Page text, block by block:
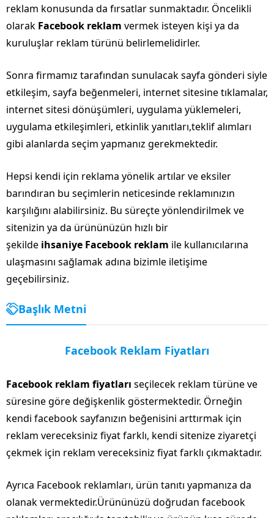
reklam konusunda da fırsatlar sunmaktadır. Öncelikli
olarak Facebook reklam vermek isteyen kişi ya da
kuruluşlar reklam türünü belirlemelidirler.
Sonra firmamız tarafından sunulacak sayfa gönderi siyle
etkileşim, sayfa beğenmeleri, internet sitesine tıklamalar,
internet sitesi dönüşümleri, uygulama yüklemeleri,
uygulama etkileşimleri, etkinlik yanıtları,teklif alımları
gibi alanlarda seçim yapmanız gerekmektedir.
Hepsi kendi için reklama yönelik artılar ve eksiler
barındıran bu seçimlerin neticesinde reklamınızın
karşılığını alabilirsiniz. Bu süreçte yönlendirilmek ve
sitenizin ya da ürününüzün hızlı bir
şekilde ihsaniye Facebook reklam ile kullanıcılarına
ulaşmasını sağlamak adına bizimle iletişime
geçebilirsiniz.
Başlık Metni
Facebook Reklam Fiyatları
Facebook reklam fiyatları seçilecek reklam türüne ve
süresine göre değişkenlik göstermektedir. Örneğin
kendi facebook sayfanızın beğenisini arttırmak için
reklam vereceksiniz fiyat farklı, kendi sitenize ziyaretçi
çekmek için reklam vereceksiniz fiyat farklı çıkmaktadır.
Ayrıca Facebook reklamları, ürün tanıtı yapmanıza da
olanak vermektedir.Ürününüzü doğrudan facebook